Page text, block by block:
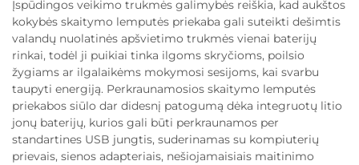
Įspūdingos veikimo trukmės galimybės reiškia, kad aukštos
kokybės skaitymo lemputės priekaba gali suteikti dešimtis
valandų nuolatinės apšvietimo trukmės vienai baterijų
rinkai, todėl ji puikiai tinka ilgoms skryčioms, poilsio
žygiams ar ilgalaikėms mokymosi sesijoms, kai svarbu
taupyti energiją. Perkraunamosios skaitymo lemputės
priekabos siūlo dar didesnį patogumą dėka integruotų litio
jonų baterijų, kurios gali būti perkraunamos per
standartines USB jungtis, suderinamas su kompiuterių
prievais, sienos adapteriais, nešiojamaisiais maitinimo